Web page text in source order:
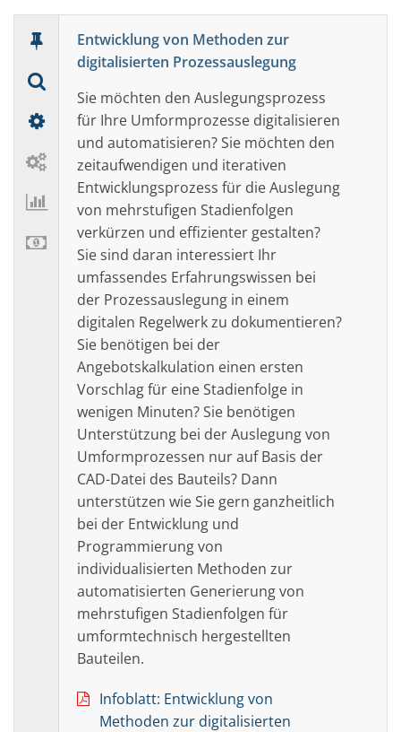
Entwicklung von Methoden zur
digitalisierten Prozessauslegung
Sie möchten den Auslegungsprozess
für Ihre Umformprozesse digitalisieren
und automatisieren? Sie möchten den
zeitaufwendigen und iterativen
Entwicklungsprozess für die Auslegung
von mehrstufigen Stadienfolgen
verkürzen und effizienter gestalten?
Sie sind daran interessiert Ihr
umfassendes Erfahrungswissen bei
der Prozessauslegung in einem
digitalen Regelwerk zu dokumentieren?
Sie benötigen bei der
Angebotskalkulation einen ersten
Vorschlag für eine Stadienfolge in
wenigen Minuten? Sie benötigen
Unterstützung bei der Auslegung von
Umformprozessen nur auf Basis der
CAD-Datei des Bauteils? Dann
unterstützen wie Sie gern ganzheitlich
bei der Entwicklung und
Programmierung von
individualisierten Methoden zur
automatisierten Generierung von
mehrstufigen Stadienfolgen für
umformtechnisch hergestellten
Bauteilen.
Infoblatt: Entwicklung von
Methoden zur digitalisierten